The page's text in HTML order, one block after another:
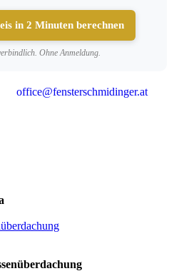
in 2 Minuten berechnen
Ohne Anmeldung.
office@fensterschmidinger.at